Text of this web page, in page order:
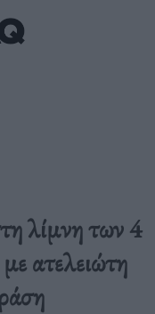
λίμνη των 4
ατελειώτη